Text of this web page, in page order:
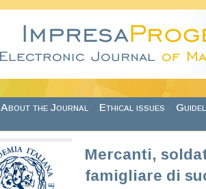
About the Journal Ethical issues
Mercanti,
famigliare di